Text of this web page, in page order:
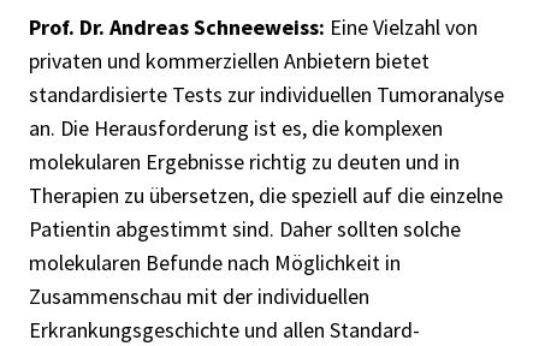
Prof. Dr. Andreas Schneeweiss: Eine Vielzahl von
privaten und kommerziellen Anbietern bietet
standardisierte Tests zur individuellen Tumoranalyse
an. Die Herausforderung ist es, die komplexen
molekularen Ergebnisse richtig zu deuten und in
Therapien zu übersetzen, die speziell auf die einzelne
Patientin abgestimmt sind. Daher sollten solche
molekularen Befunde nach Möglichkeit in
Zusammenschau mit der individuellen
Erkrankungsgeschichte und allen Standard-